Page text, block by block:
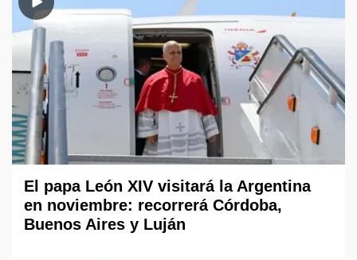
El papa León XIV visitará la Argentina
en noviembre: recorrerá Córdoba,
Buenos Aires y Luján